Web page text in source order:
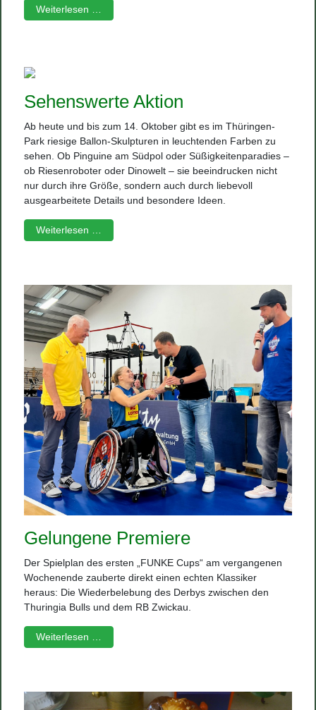
Weiterlesen …
Sehenswerte Aktion
Ab heute und bis zum 14. Oktober gibt es im Thüringen-
Park riesige Ballon-Skulpturen in leuchtenden Farben zu
sehen. Ob Pinguine am Südpol oder Süßigkeitenparadies –
ob Riesenroboter oder Dinowelt – sie beeindrucken nicht
nur durch ihre Größe, sondern auch durch liebevoll
ausgearbeitete Details und besondere Ideen.
Weiterlesen …
Gelungene Premiere
Der Spielplan des ersten „FUNKE Cups“ am vergangenen
Wochenende zauberte direkt einen echten Klassiker
heraus: Die Wiederbelebung des Derbys zwischen den
Thuringia Bulls und dem RB Zwickau.
Weiterlesen …